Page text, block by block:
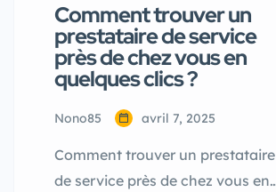
Comment trouver un
prestataire de service
près de chez vous en
quelques clics ?
Nono85 avril 7, 2025
Comment trouver un prestataire
de service près de chez vous en